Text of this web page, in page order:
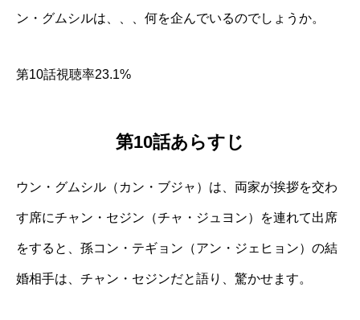
ン・グムシルは、、、何を企んでいるのでしょうか。
第10話視聴率23.1%
第10話あらすじ
ウン・グムシル（カン・ブジャ）は、両家が挨拶を交わ
す席にチャン・セジン（チャ・ジュヨン）を連れて出席
をすると、孫コン・テギョン（アン・ジェヒョン）の結
婚相手は、チャン・セジンだと語り、驚かせます。